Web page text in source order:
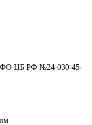
ЦБ РФ №24-030-45-